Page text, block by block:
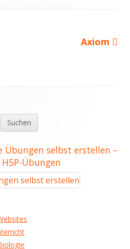
Nächster
Axiom
Übungen selbst erstellen –
Übungen